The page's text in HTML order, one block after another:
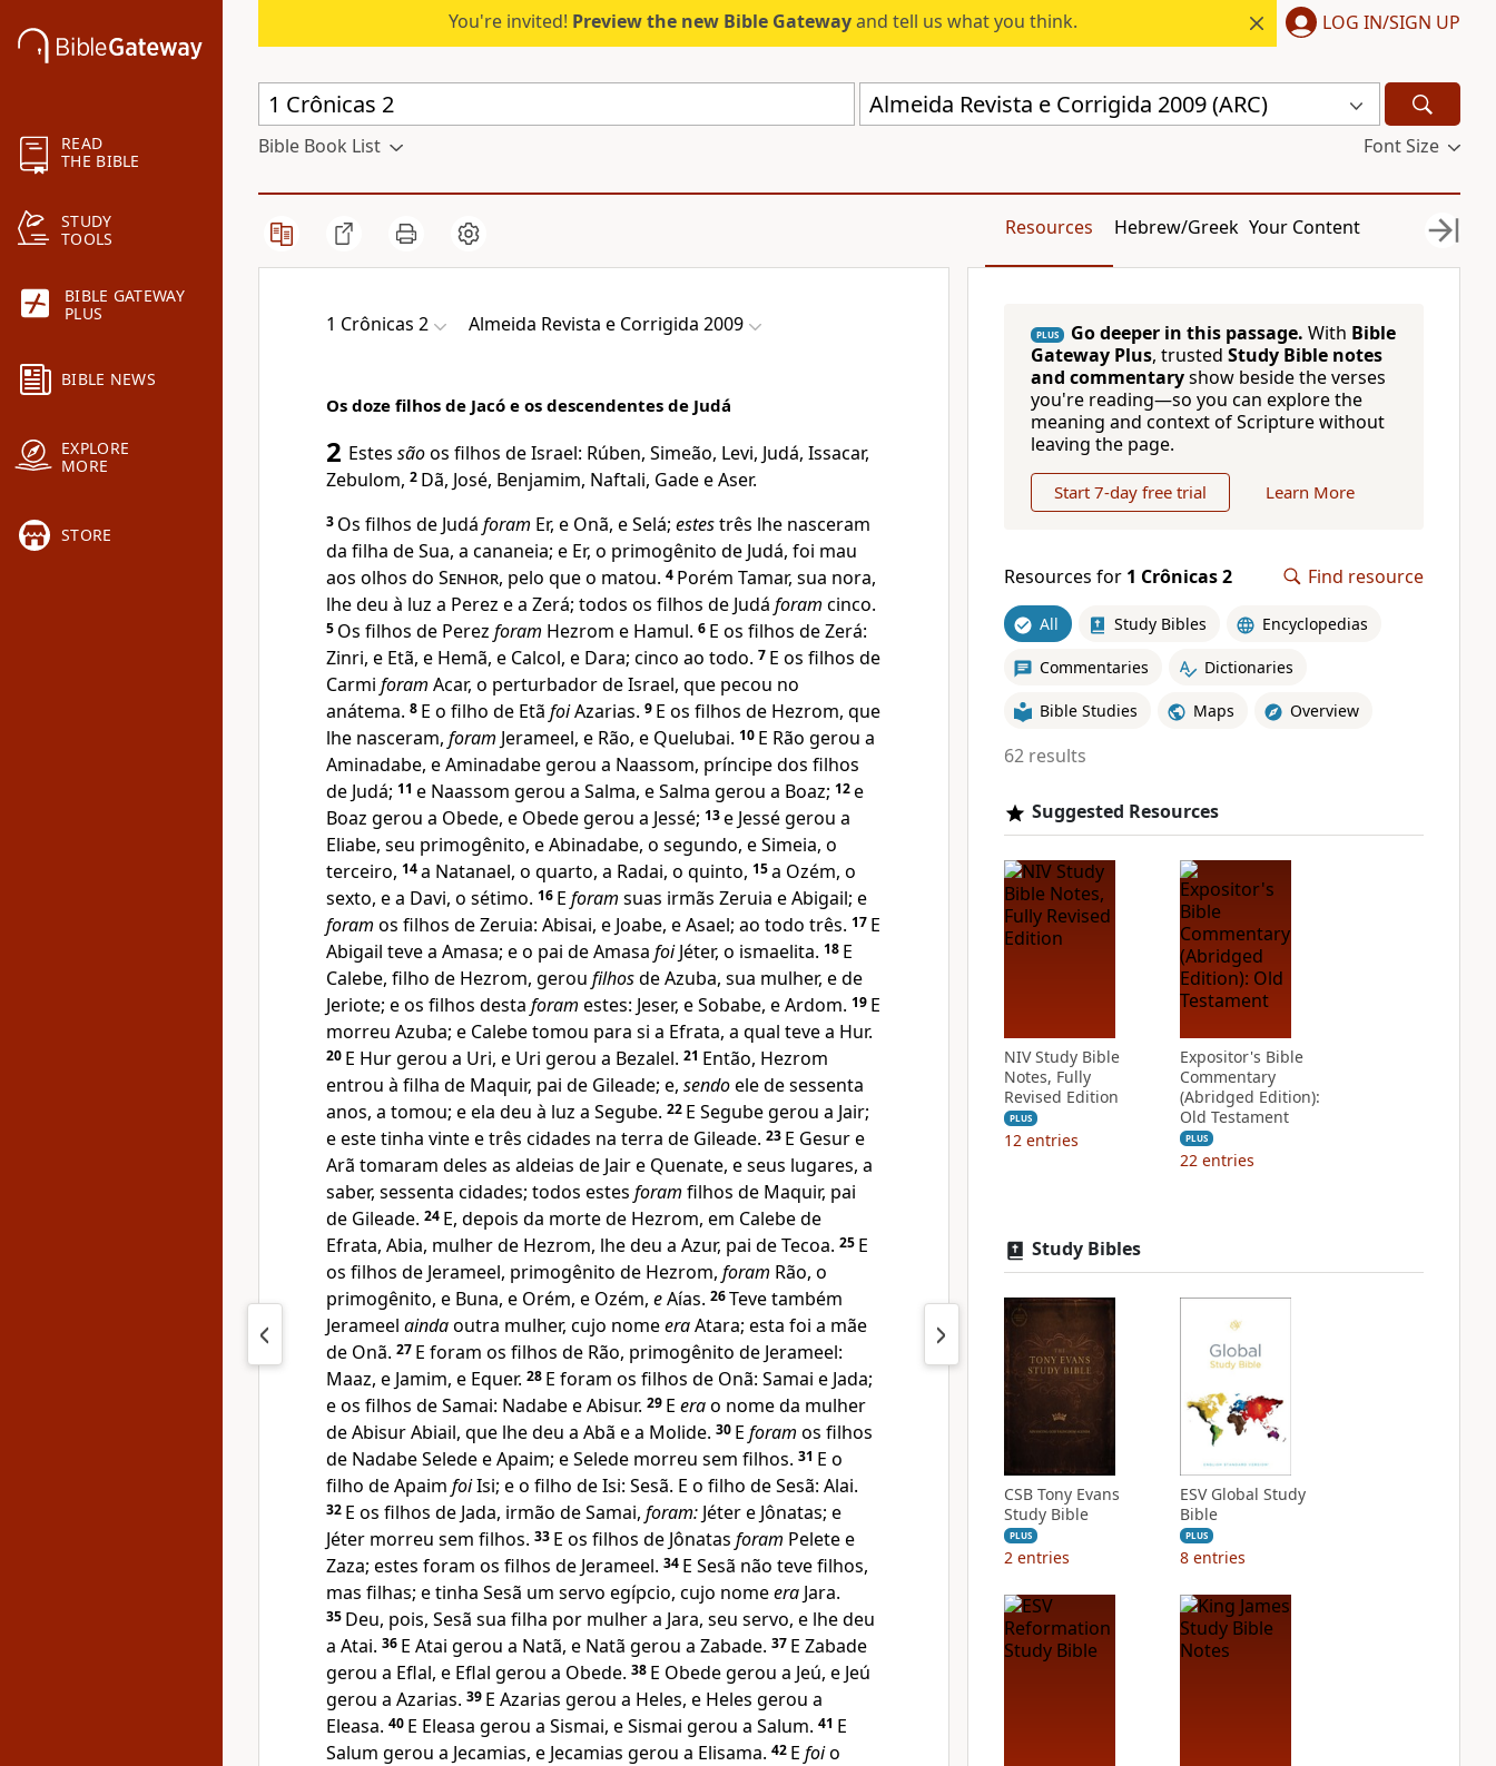
READ
THE BIBLE
STUDY
TOOLS
BIBLE GATEWAY
PLUS
BIBLE NEWS
EXPLORE
MORE
STORE
You're invited! Preview the new Bible Gatewayand tell us what you think. LOG IN/SIGN UP
Almeida Revista e Corrigida 2009 (ARC)
Bible Book List Font Size
Resources Hebrew/Greek Your Content
1 Crônicas 2 Almeida Revista e Corrigida 2009
Os doze filhos de Jacó e os descendentes de Judá
2 Estes sãoos filhos de Israel: Rúben, Simeão, Levi, Judá, Issacar,
Zebulom, 2 Dã, José, Benjamim, Naftali, Gade e Aser.
3 Os filhos de Judá foram Er, e Onã, e Selá; estestrês lhe nasceram
da filha de Sua, a cananeia; e Er, o primogênito de Judá, foi mau
aos olhos do Senhor, pelo que o matou. 4 Porém Tamar, sua nora,
lhe deu à luz a Perez e a Zerá; todos os filhos de Judá foram cinco.
5 Os filhos de Perez foram Hezrom e Hamul. 6 E os filhos de Zerá:
Zinri, e Etã, e Hemã, e Calcol, e Dara; cinco ao todo. 7 E os filhos de
Carmi foram Acar, o perturbador de Israel, que pecou no
anátema. 8 E o filho de Etã foiAzarias. 9 E os filhos de Hezrom, que
lhe nasceram, foram Jerameel, e Rão, e Quelubai. 10 E Rão gerou a
Aminadabe, e Aminadabe gerou a Naassom, príncipe dos filhos
de Judá; 11 e Naassom gerou a Salma, e Salma gerou a Boaz; 12e
Boaz gerou a Obede, e Obede gerou a Jessé; 13e Jessé gerou a
Eliabe, seu primogênito, e Abinadabe, o segundo, e Simeia, o
terceiro, 14a Natanael, o quarto, a Radai, o quinto, 15a Ozém, o
sexto, e a Davi, o sétimo. 16 E foram suas irmãs Zeruia e Abigail; e
foram os filhos de Zeruia: Abisai, e Joabe, e Asael; ao todo três. 17 E
Abigail teve a Amasa; e o pai de Amasa foiJéter, o ismaelita. 18 E
Calebe, filho de Hezrom, gerou filhosde Azuba, sua mulher, e de
Jeriote; e os filhos desta foram estes: Jeser, e Sobabe, e Ardom. 19 E
morreu Azuba; e Calebe tomou para si a Efrata, a qual teve a Hur.
20 E Hur gerou a Uri, e Uri gerou a Bezalel. 21 Então, Hezrom
entrou à filha de Maquir, pai de Gileade; e, sendoele de sessenta
anos, a tomou; e ela deu à luz a Segube. 22 E Segube gerou a Jair;
e este tinha vinte e três cidades na terra de Gileade. 23 E Gesur e
Arã tomaram deles as aldeias de Jair e Quenate, e seus lugares, a
saber, sessenta cidades; todos estes foram filhos de Maquir, pai
de Gileade. 24 E, depois da morte de Hezrom, em Calebe de
Efrata, Abia, mulher de Hezrom, lhe deu a Azur, pai de Tecoa. 25 E
os filhos de Jerameel, primogênito de Hezrom, foram Rão, o
primogênito, e Buna, e Orém, e Ozém, eAías. 26Teve também
Jerameel aindaoutra mulher, cujo nomeeraAtara; esta foi a mãe
de Onã. 27 E foram os filhos de Rão, primogênito de Jerameel:
Maaz, e Jamim, e Equer. 28 E foram os filhos de Onã: Samai e Jada;
e os filhos de Samai: Nadabe e Abisur. 29 E erao nome da mulher
de Abisur Abiail, que lhe deu a Abã e a Molide. 30 E foram os filhos
de Nadabe Selede e Apaim; e Selede morreu sem filhos. 31 E o
filho de Apaim foiIsi; e o filho de Isi: Sesã. E o filho de Sesã: Alai.
32 E os filhos de Jada, irmão de Samai, foram: Jéter e Jônatas; e
Jéter morreu sem filhos. 33 E os filhos de Jônatas foram Pelete e
Zaza; estes foram os filhos de Jerameel. 34 E Sesã não teve filhos,
mas filhas; e tinha Sesã um servo egípcio, cujo nomeera Jara.
35 Deu, pois, Sesã sua filha por mulher a Jara, seu servo, e lhe deu
a Atai. 36 E Atai gerou a Natã, e Natã gerou a Zabade. 37 E Zabade
gerou a Eflal, e Eflal gerou a Obede. 38 E Obede gerou a Jeú, e Jeú
gerou a Azarias. 39 E Azarias gerou a Heles, e Heles gerou a
Eleasa. 40 E Eleasa gerou a Sismai, e Sismai gerou a Salum. 41 E
Salum gerou a Jecamias, e Jecamias gerou a Elisama. 42 E foio
PLUS Go deeper in this passage. With Bible
Gateway Plus, trusted Study Bible notes
and commentaryshow beside the verses
you're reading—so you can explore the
meaning and context of Scripture without
leaving the page.
Start 7-day free trial Learn More
Resources for 1 Crônicas 2 Find resource
All Study Bibles Encyclopedias
Commentaries Dictionaries
Bible Studies Maps Overview
62 results
Suggested Resources
NIV Study Bible
Notes, Fully
Revised Edition
PLUS
12 entries
Expositor's Bible
Commentary
(Abridged Edition):
Old Testament
PLUS
22 entries
Study Bibles
CSB Tony Evans
Study Bible
PLUS
2 entries
ESV Global Study
Bible
PLUS
8 entries